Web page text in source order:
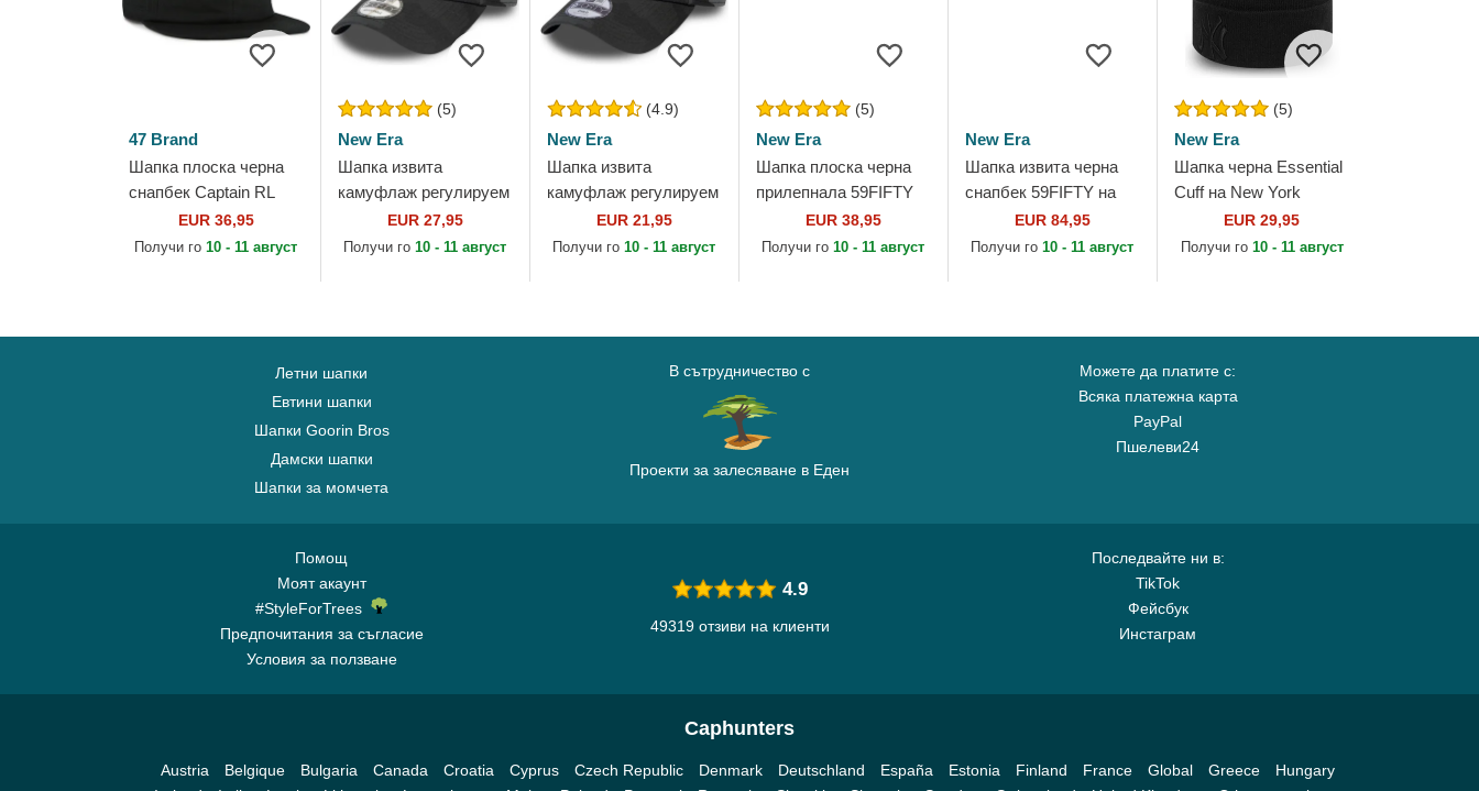
47 Brand
Шапка плоска черна
снапбек Captain RL
Contemporary на New
York Yankees MLB от
EUR 36,95
Получи го10 - 11 август
(5)
New Era
Шапка извита
камуфлаж регулируем
9FORTY League
Essential на New York
EUR 27,95
Получи го10 - 11 август
(4.9)
New Era
Шапка извита
камуфлаж регулируем
за деца 9FORTY
League Essential на
EUR 21,95
Получи го10 - 11 август
(5)
New Era
Шапка плоска черна
прилепнала 59FIFTY
League Essential на
Los Angeles Dodgers
EUR 38,95
Получи го10 - 11 август
New Era
Шапка извита черна
снапбек 59FIFTY на
FC Barcelona LALIGA
от New Era
EUR 84,95
Получи го10 - 11 август
(5)
New Era
Шапка черна Essential
Cuff на New York
Yankees MLB от New
Era
EUR 29,95
Получи го 10 - 11 август
Летни шапки
Евтини шапки
Шапки Goorin Bros
Дамски шапки
Шапки за момчета
В сътрудничество с
Проекти за залесяване в Еден
Можете да платите с:
Всяка платежна карта
PayPal
Пшелеви24
Помощ
Моят акаунт
#StyleForTrees
Предпочитания за съгласие
Условия за ползване
Последвайте ни в:
TikTok
Фейсбук
Инстаграм
4.9
49319 отзиви на клиенти
Caphunters
Austria Belgique Bulgaria Canada Croatia Cyprus Czech Republic Denmark Deutschland España Estonia Finland France Global Greece
Hungary